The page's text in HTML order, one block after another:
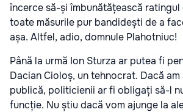
încerce să-și îmbunătățească
toate măsurile pur bandidești de a
așa. Altfel, adio, domnule Plahotniuc!
Până la urmă Ion Sturza ar putea fi
Dacian Cioloș, un tehnocrat. Dacă
publică, politicienii ar fi obligați să-l
funcție. Nu știu dacă vom ajunge la